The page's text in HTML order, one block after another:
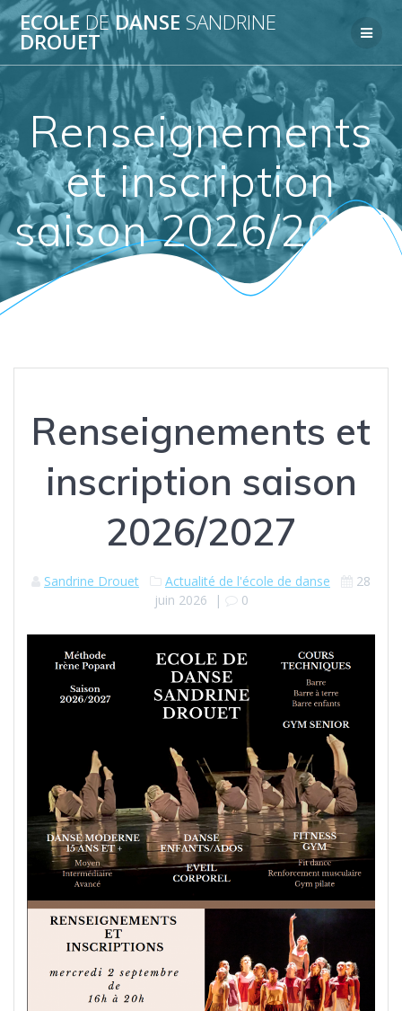
au
ECOLEDEDANSE SANDRINE
DROUET
Renseignements
et inscription
saison 2026/2027
Renseignements et
inscription saison
2026/2027
Sandrine Drouet Actualité de l'école de danse
28
juin 2026 | 0